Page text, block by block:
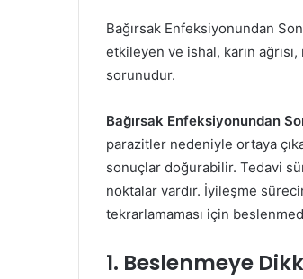
Bağırsak Enfeksiyonundan
etkileyen ve ishal, karın
sorunudur.
Bağırsak Enfeksiyonundan
parazitler nedeniyle ortaya
sonuçlar doğurabilir. Tedavi
noktalar vardır. İyileşme
tekrarlamaması için
1. Beslenmeye